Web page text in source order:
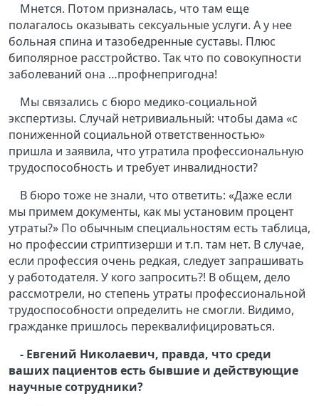
Мнется. Потом призналась, что там еще
полагалось оказывать сексуальные услуги. А у нее
больная спина и тазобедренные суставы. Плюс
биполярное расстройство. Так что по совокупности
заболеваний она …профнепригодна!
Мы связались с бюро медико-социальной
экспертизы. Случай нетривиальный: чтобы дама «с
пониженной социальной ответственностью»
пришла и заявила, что утратила профессиональную
трудоспособность и требует инвалидности?
В бюро тоже не знали, что ответить: «Даже если
мы примем документы, как мы установим процент
утраты?» По обычным специальностям есть таблица,
но профессии стриптизерши и т.п. там нет. В случае,
если профессия очень редкая, следует запрашивать
у работодателя. У кого запросить?! В общем, дело
рассмотрели, но степень утраты профессиональной
трудоспособности определить не смогли. Видимо,
гражданке пришлось переквалифицироваться.
- Евгений Николаевич, правда, что среди
ваших пациентов есть бывшие и действующие
научные сотрудники?